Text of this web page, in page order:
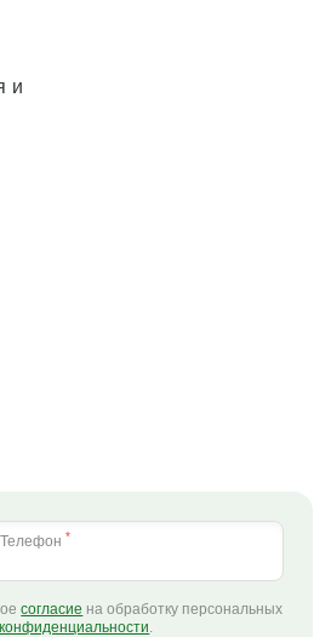
и
Телефон *
согласие на обработку персональных
.